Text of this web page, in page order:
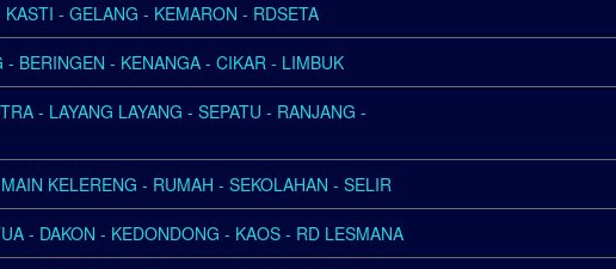
KASTI - GELANG - KEMARON - RDSETA
- BERINGEN - KENANGA - CIKAR - LIMBUK
- LAYANG LAYANG - SEPATU - RANJANG -
KELERENG - RUMAH - SEKOLAHAN - SELIR
- DAKON - KEDONDONG - KAOS - RD LESMANA